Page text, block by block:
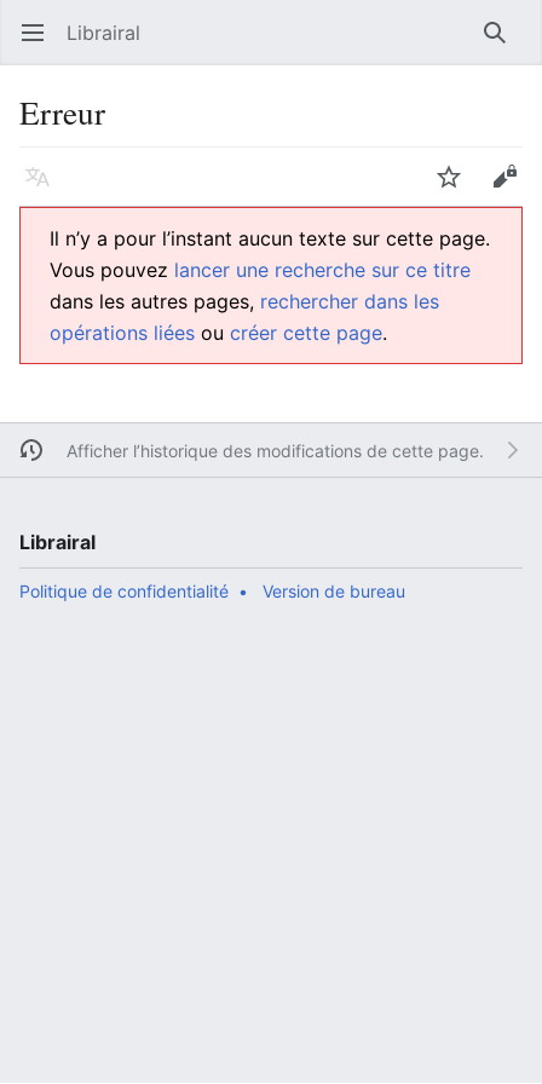
Ouvrir le menu principal Librairal
Erreur
Langue Suivre
Il n’y a pour l’instant aucun texte sur cette page.
Vous pouvez lancer une recherche sur ce titre
dans les autres pages, rechercher dans les
opérations liées ou créer cette page.
Afficher l’historique des modifications de cette page.
Librairal
Politique de confidentialité Version de bureau